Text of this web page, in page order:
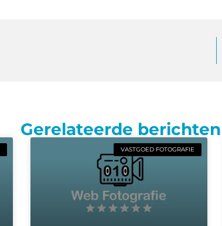
Gerelateerde berichten
VASTGOED FOTOGRAFIE